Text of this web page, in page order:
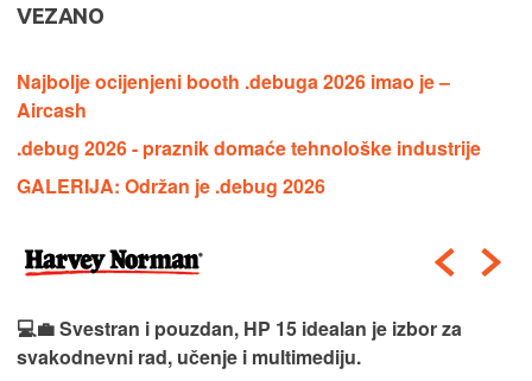
VEZANO
Najbolje ocijenjeni booth .debuga 2026 imao je –
Aircash
.debug 2026 - praznik domaće tehnološke industrije
GALERIJA: Održan je .debug 2026
💻💼 Svestran i pouzdan, HP 15 idealan je izbor za
svakodnevni rad, učenje i multimediju.